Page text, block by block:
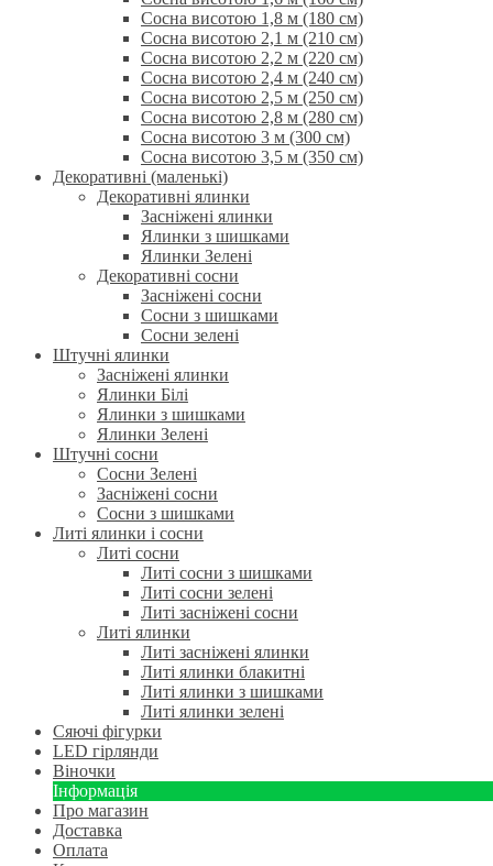
Сосна висотою 1,8 м (180 см)
Сосна висотою 2,1 м (210 см)
Сосна висотою 2,2 м (220 см)
Сосна висотою 2,4 м (240 см)
Сосна висотою 2,5 м (250 см)
Сосна висотою 2,8 м (280 см)
Сосна висотою 3 м (300 см)
Сосна висотою 3,5 м (350 см)
Декоративні (маленькі)
Декоративні ялинки
Засніжені ялинки
Ялинки з шишками
Ялинки Зелені
Декоративні сосни
Засніжені сосни
Сосни з шишками
Сосни зелені
Штучні ялинки
Засніжені ялинки
Ялинки Білі
Ялинки з шишками
Ялинки Зелені
Штучні сосни
Сосни Зелені
Засніжені сосни
Сосни з шишками
Литі ялинки і сосни
Литі сосни
Литі сосни з шишками
Литі сосни зелені
Литі засніжені сосни
Литі ялинки
Литі засніжені ялинки
Литі ялинки блакитні
Литі ялинки з шишками
Литі ялинки зелені
Сяючі фігурки
LED гірлянди
Віночки
Інформація
Про магазин
Доставка
Оплата